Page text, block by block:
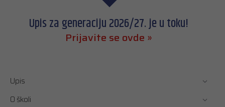
Upis za generaciju 2026/27. je u toku!
Prijavite se ovde »
Upis
O školi